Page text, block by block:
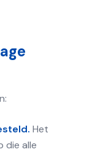
Het
die alle